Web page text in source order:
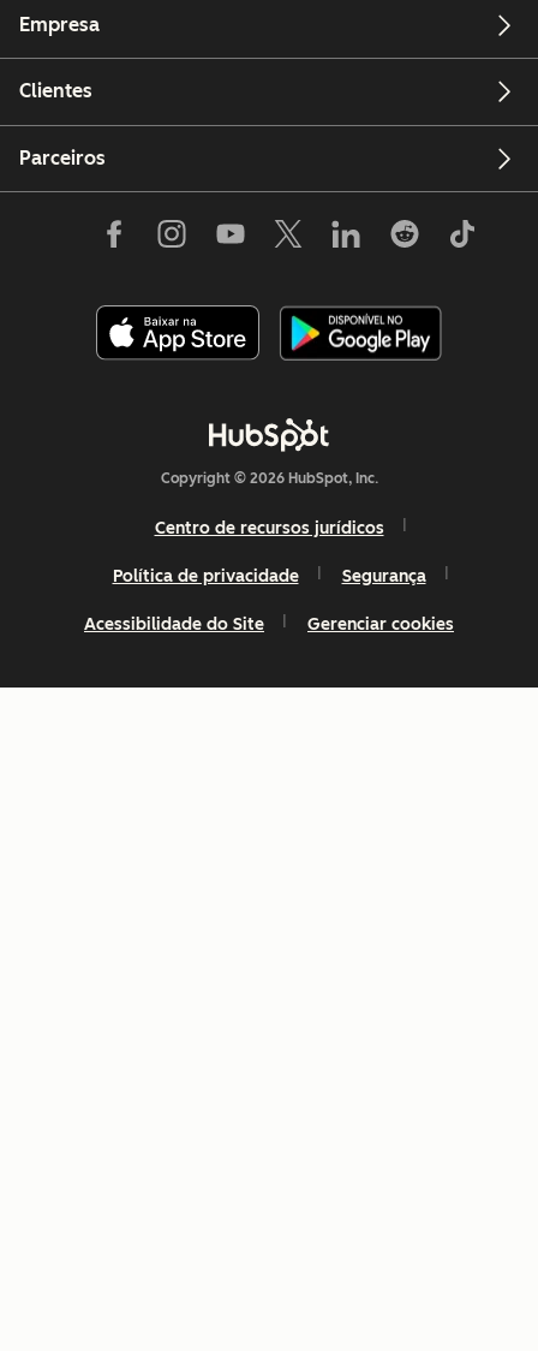
Empresa
Clientes
Parceiros
Copyright © 2026 HubSpot, Inc.
Centro de recursos jurídicos
Política de privacidade Segurança
Acessibilidade do Site Gerenciar cookies